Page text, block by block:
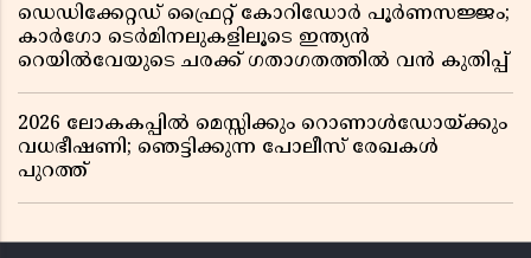
ഡെഡിക്കേറ്റഡ് ഫ്രൈറ്റ് കോറിഡോർ പൂർണസജ്ജം;
കാർഗോ ടെർമിനലുകളിലൂടെ ഇന്ത്യൻ
റെയിൽവേയുടെ ചരക്ക് ഗതാഗതത്തിൽ വൻ കുതിപ്പ്
2026 ലോകകപ്പിൽ മെസ്സിക്കും റൊണാൾഡോയ്ക്കും
വധഭീഷണി; ഞെട്ടിക്കുന്ന പോലീസ് രേഖകൾ
പുറത്ത്